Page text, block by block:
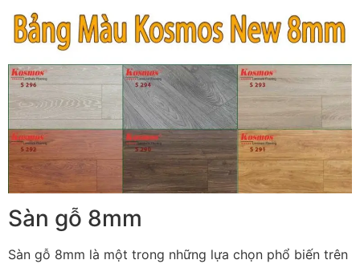
Sàn gỗ 8mm
Sàn gỗ 8mm là một trong những lựa chọn phổ biến trên